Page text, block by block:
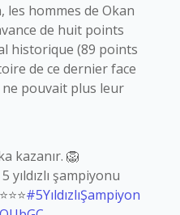
les hommes de Okan
de huit points
historique (89 points
de ce dernier face
pouvait plus leur
kazanır. 🦁
yıldızlı şampiyonu
#5YıldızlıŞampiyon